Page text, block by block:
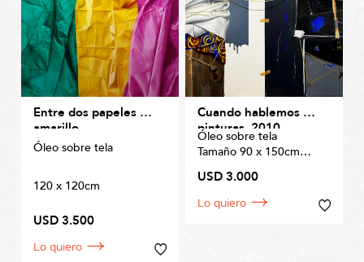
Entre dos papeles el
amarillo
Óleo sobre tela
120 x 120cm
USD 3.500
Lo quiero
Cuando hablemos de
pinturas, 2010
Óleo sobre tela
Tamaño 90 x 150cm
USD 3.000
Lo quiero